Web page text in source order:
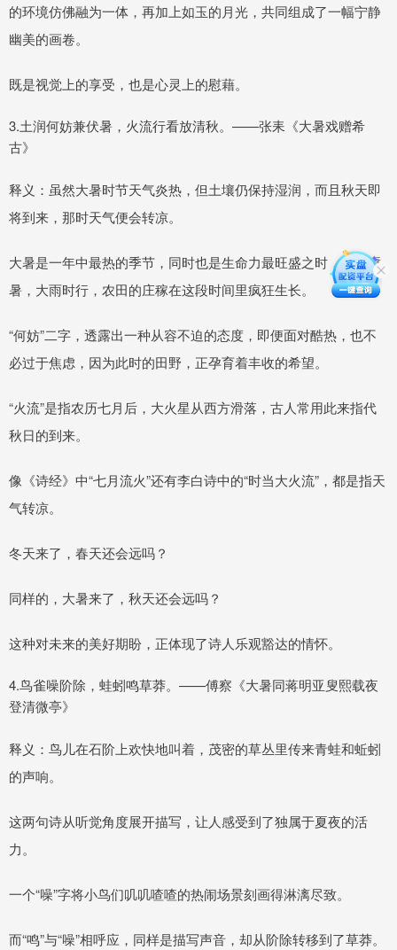
的环境仿佛融为一体，再加上如玉的月光，共同组成了一幅宁静
幽美的画卷。
既是视觉上的享受，也是心灵上的慰藉。
3.土润何妨兼伏暑，火流行看放清秋。——张耒《大暑戏赠希
古》
释义：虽然大暑时节天气炎热，但土壤仍保持湿润，而且秋天即
将到来，那时天气便会转凉。
大暑是一年中最热的季节，同时也是生命力最旺盛之时，土润溽
暑，大雨时行，农田的庄稼在这段时间里疯狂生长。
“何妨”二字，透露出一种从容不迫的态度，即便面对酷热，也不
必过于焦虑，因为此时的田野，正孕育着丰收的希望。
“火流”是指农历七月后，大火星从西方滑落，古人常用此来指代
秋日的到来。
像《诗经》中“七月流火”还有李白诗中的“时当大火流”，都是指天
气转凉。
冬天来了，春天还会远吗？
同样的，大暑来了，秋天还会远吗？
这种对未来的美好期盼，正体现了诗人乐观豁达的情怀。
4.鸟雀噪阶除，蛙蚓鸣草莽。——傅察《大暑同蒋明亚叟熙载夜
登清微亭》
释义：鸟儿在石阶上欢快地叫着，茂密的草丛里传来青蛙和蚯蚓
的声响。
这两句诗从听觉角度展开描写，让人感受到了独属于夏夜的活
力。
一个“噪”字将小鸟们叽叽喳喳的热闹场景刻画得淋漓尽致。
而“鸣”与“噪”相呼应，同样是描写声音，却从阶除转移到了草莽。